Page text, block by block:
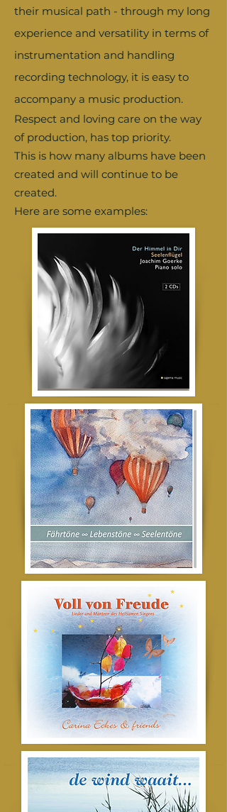
their musical path - through my long
experience and versatility in terms of
instrumentation and handling
recording technology, it is easy to
accompany a music production.
Respect and loving care on the way
of production, has top priority.
This is how many albums have been
created and will continue to be
created.
Here are some examples: